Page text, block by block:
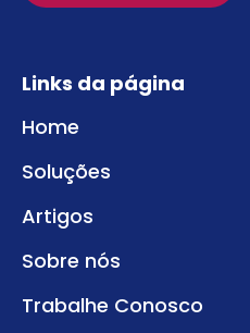
Links da página
Home
Soluções
Artigos
Sobre nós
Trabalhe Conosco